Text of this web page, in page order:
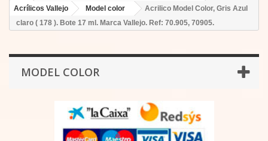
Acrílicos Vallejo
Model color
Acrilico Model Color, Gris Azul
claro ( 178 ). Bote 17 ml. Marca Vallejo. Ref: 70.905, 70905.
MODEL COLOR